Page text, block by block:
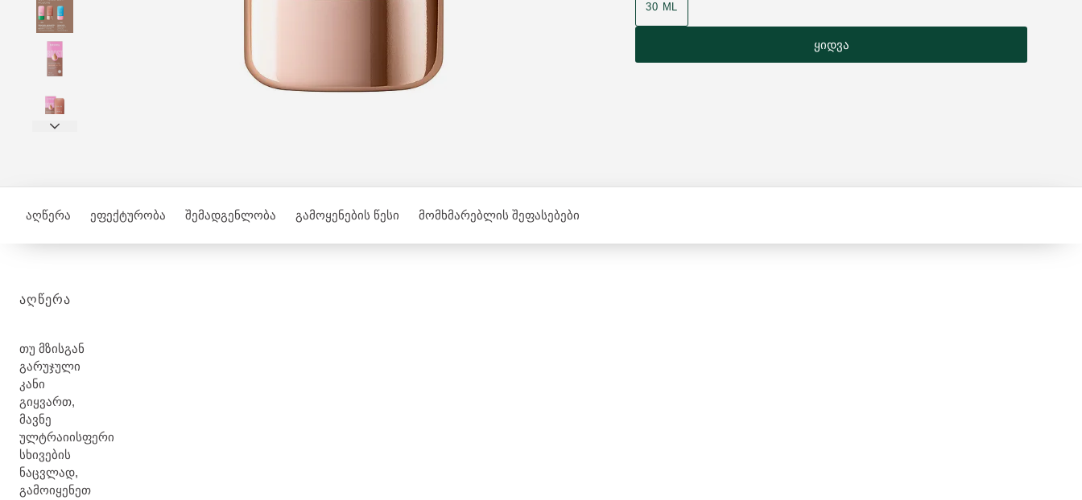
30 ML
ყიდვა
აღწერა ეფექტურობა შემადგენლობა გამოყენების წესი მომხმარებლის შეფასებები
ᲐᲦᲬᲔᲠᲐ
თუ მზისგან
გარუჯული
კანი
გიყვართ,
მავნე
ულტრაიისფერი
სხივების
ნაცვლად,
გამოიყენეთ